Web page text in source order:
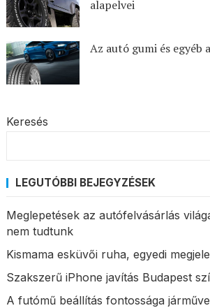
alapelvei
Az autó gumi és egyéb
Keresés
LEGUTÓBBI BEJEGYZÉSEK
Meglepetések az autófelvásárlás
nem tudtunk
Kismama esküvői ruha, egyedi
Szakszerű iPhone javítás Budapest
A futómű beállítás fontossága